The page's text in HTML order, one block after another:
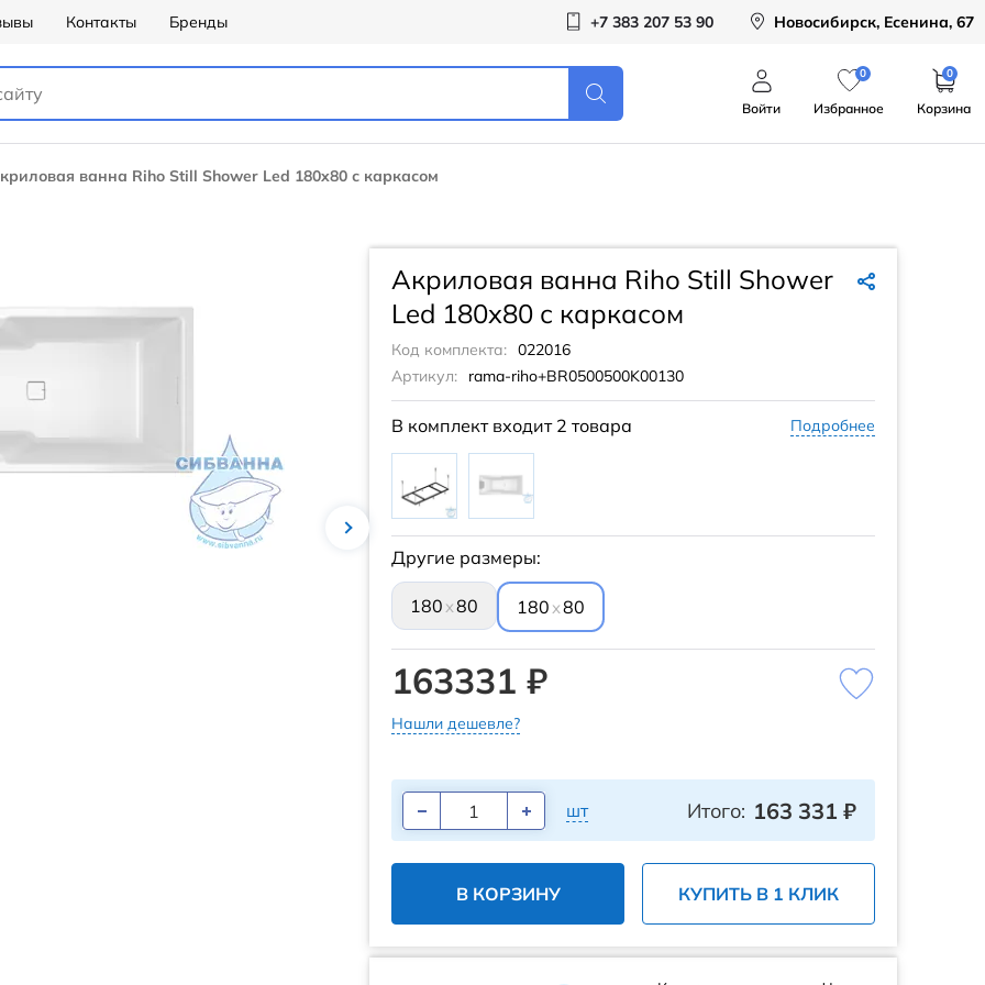
Контакты Бренды +7 383 207 53 90 Новосибирск, Есенина, 67
Войти
0
Избранное
0
Корзина
ванна Riho Still Shower Led 180x80 с каркасом
Акриловая ванна Riho Still Shower
Led 180x80 с каркасом
Код комплекта: 022016
Артикул:
rama-riho+BR0500500K00130
В комплект входит 2 товара Подробнее
Другие размеры:
180 x80 180 x80
163331 ₽
Нашли дешевле?
шт Итого: 163 331 ₽
В КОРЗИНУ КУПИТЬ В 1 КЛИК